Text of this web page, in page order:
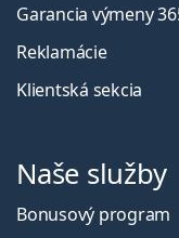
Garancia výmeny
Reklamácie
Klientská sekcia
Naše služby
Bonusový program